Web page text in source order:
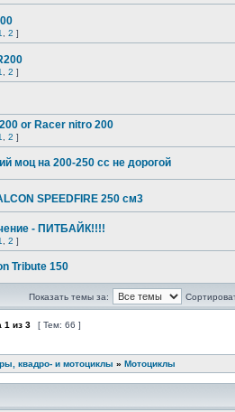
2 ]
2 ]
or Racer nitro 200
2 ]
моц на 200-250 сс не дорогой
SPEEDFIRE 250 cм3
- ПИТБАЙК!!!!
2 ]
Tribute 150
Показать темы за:
1 из 3 [ Тем: 66 ]
квадро- и мотоциклы » Мотоциклы